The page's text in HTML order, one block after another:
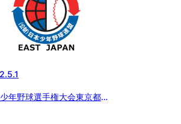
年野球選手権大会東京都西